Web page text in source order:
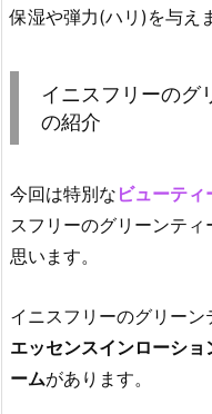
リ
テ
ィ
シ
シ
ー
ズ
の
保湿や弾力(ハリ)を与え
イニスフリーのグ
の紹介
今回は特別な ビューテ
スフリーのグリーンテ
思います。
イニスフリーのグリーン
エッセンスインローシ
ームがあります。